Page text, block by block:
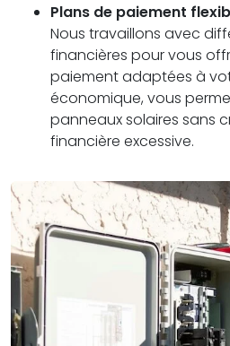
Plans de paiement
Nous travaillons avec
financières pour vous
paiement adaptées à
économique, vous
panneaux solaires sans
financière excessive.